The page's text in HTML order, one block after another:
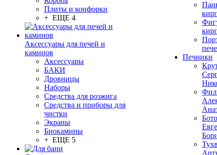
Плиты и конфорки
+ ЕЩЕ 4
Аксессуары для печей и
каминов
Аксессуары
БАКИ
Дровницы
Наборы
Средства для розжига
Средства и приборы для
чистки
Экраны
Биокамины
+ ЕЩЕ 5
Печники